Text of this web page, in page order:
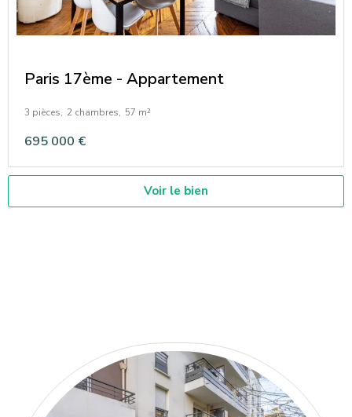
Paris 17ème - Appartement
3 pièces, 2 chambres, 57 m²
695 000 €
Voir le bien